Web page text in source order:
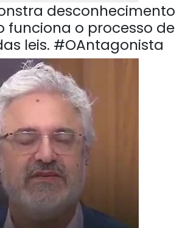
desconhecimento
funciona o processo de
leis. #OAntagonista